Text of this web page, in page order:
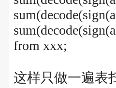
from xxx;
这样只做一遍表